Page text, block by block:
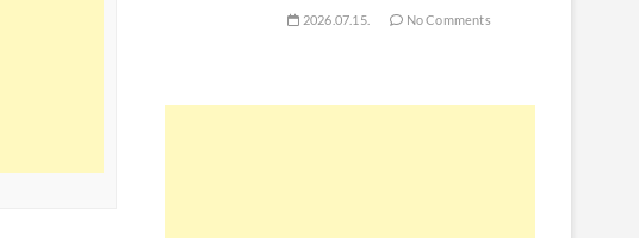
2026.07.15. No Comments